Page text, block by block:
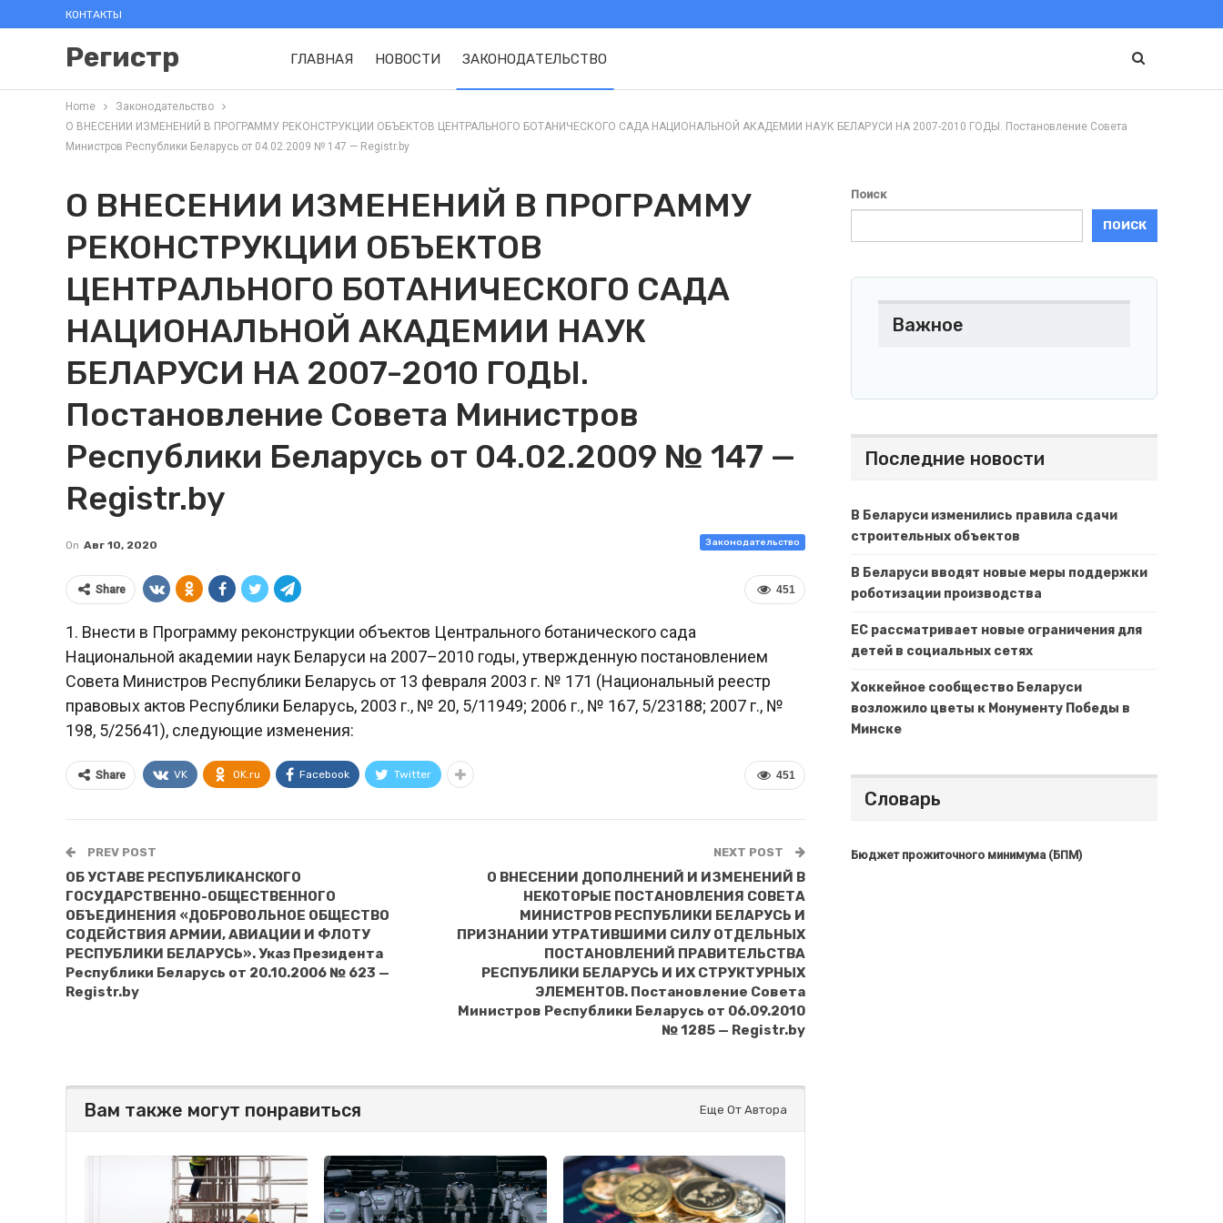
КОНТАКТЫ
Регистр ГЛАВНАЯ НОВОСТИ ЗАКОНОДАТЕЛЬСТВО
Home
Законодательство
О ВНЕСЕНИИ ИЗМЕНЕНИЙ В ПРОГРАММУ РЕКОНСТРУКЦИИ ОБЪЕКТОВ ЦЕНТРАЛЬНОГО БОТАНИЧЕСКОГО САДА НАЦИОНАЛЬНОЙ АКАДЕМИИ НАУК БЕЛАРУСИ НА 2007-2010 ГОДЫ. Постановление Совета
Министров Республики Беларусь от 04.02.2009 № 147 — Registr.by
О ВНЕСЕНИИ ИЗМЕНЕНИЙ В ПРОГРАММУ
РЕКОНСТРУКЦИИ ОБЪЕКТОВ
ЦЕНТРАЛЬНОГО БОТАНИЧЕСКОГО САДА
НАЦИОНАЛЬНОЙ АКАДЕМИИ НАУК
БЕЛАРУСИ НА 2007-2010 ГОДЫ.
Постановление Совета Министров
Республики Беларусь от 04.02.2009 № 147 —
Registr.by
Законодательство
On Авг 10, 2020
451
Share
1. Внести в Программу реконструкции объектов Центрального ботанического сада
Национальной академии наук Беларуси на 2007–2010 годы, утвержденную постановлением
Совета Министров Республики Беларусь от 13 февраля 2003 г. № 171 (Национальный реестр
правовых актов Республики Беларусь, 2003 г., № 20, 5/11949; 2006 г., № 167, 5/23188; 2007 г., №
198, 5/25641), следующие изменения:
451
Share VK OK.ru Facebook Twitter
PREV POST
ОБ УСТАВЕ РЕСПУБЛИКАНСКОГО
ГОСУДАРСТВЕННО-ОБЩЕСТВЕННОГО
ОБЪЕДИНЕНИЯ «ДОБРОВОЛЬНОЕ ОБЩЕСТВО
СОДЕЙСТВИЯ АРМИИ, АВИАЦИИ И ФЛОТУ
РЕСПУБЛИКИ БЕЛАРУСЬ». Указ Президента
Республики Беларусь от 20.10.2006 № 623 —
Registr.by
NEXT POST
О ВНЕСЕНИИ ДОПОЛНЕНИЙ И ИЗМЕНЕНИЙ В
НЕКОТОРЫЕ ПОСТАНОВЛЕНИЯ СОВЕТА
МИНИСТРОВ РЕСПУБЛИКИ БЕЛАРУСЬ И
ПРИЗНАНИИ УТРАТИВШИМИ СИЛУ ОТДЕЛЬНЫХ
ПОСТАНОВЛЕНИЙ ПРАВИТЕЛЬСТВА
РЕСПУБЛИКИ БЕЛАРУСЬ И ИХ СТРУКТУРНЫХ
ЭЛЕМЕНТОВ. Постановление Совета
Министров Республики Беларусь от 06.09.2010
№ 1285 — Registr.by
Вам также могут понравиться Еще От Автора
Поиск
ПОИСК
Важное
Последние новости
В Беларуси изменились правила сдачи
строительных объектов
В Беларуси вводят новые меры поддержки
роботизации производства
ЕС рассматривает новые ограничения для
детей в социальных сетях
Хоккейное сообщество Беларуси
возложило цветы к Монументу Победы в
Минске
Словарь
Бюджет прожиточного минимума (БПМ)